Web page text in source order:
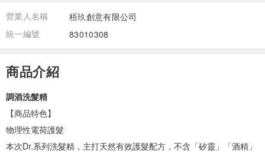
營業人名稱
梧玖創意有限公司
統一編號
83010308
商品介紹
調酒洗髮精
【商品特色】
物理性電荷護髮
本次Dr.系列洗髮精，主打天然有效護髮配方，不含「矽靈」「酒精」